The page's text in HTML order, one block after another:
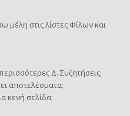
στις λίστες Φίλων και
Δ. Συζητήσεις;
αποτελέσματα;
κενή σελίδα;